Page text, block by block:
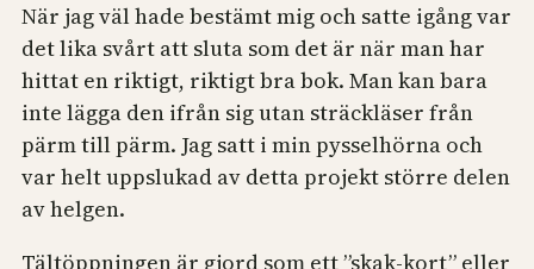
När jag väl hade bestämt mig och satte igång var
det lika svårt att sluta som det är när man har
hittat en riktigt, riktigt bra bok. Man kan bara
inte lägga den ifrån sig utan sträckläser från
pärm till pärm. Jag satt i min pysselhörna och
var helt uppslukad av detta projekt större delen
av helgen.
Tältöppningen är gjord som ett ”skak-kort” eller